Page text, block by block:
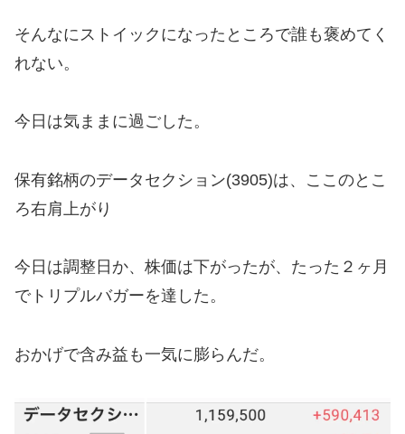
そんなにストイックになったところで誰も褒めてく
れない。
今日は気ままに過ごした。
保有銘柄のデータセクション(3905)は、ここのとこ
ろ右肩上がり
今日は調整日か、株価は下がったが、たった２ヶ月
でトリプルバガーを達した。
おかげで含み益も一気に膨らんだ。